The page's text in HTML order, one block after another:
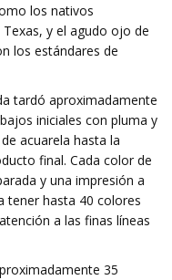
los nativos
y el agudo ojo de
los estándares de
tardó aproximadamente
iniciales con pluma y
acuarela hasta la
final. Cada color de
y una impresión a
tener hasta 40 colores
a las finas líneas
35